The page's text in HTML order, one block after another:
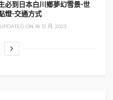
必到日本白川鄉夢幻雪景-世
燈-交通方式
ON 18 12 月, 2023